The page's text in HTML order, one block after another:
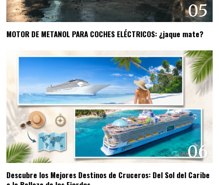
05
MOTOR DE METANOL PARA COCHES ELÉCTRICOS: ¿jaque mate?
06
Descubre los Mejores Destinos de Cruceros: Del Sol del Caribe